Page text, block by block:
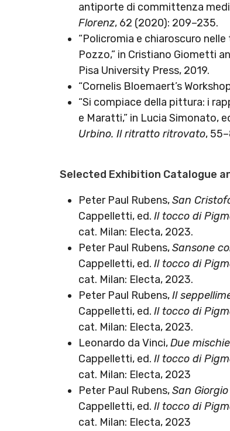
antiporte di committenza
Florenz, 62 (2020): 209–235.
“Policromia e chiaroscuro
Pozzo,” in Cristiano Giometti
Pisa University Press, 2019.
“Cornelis Bloemaert’s
“Si compiace della pittura: i
e Maratti,” in Lucia Simonato,
Urbino. Il ritratto ritrovato,
Selected Exhibition Catalogue
Peter Paul Rubens,San
Cappelletti, ed. Il tocco di
cat. Milan: Electa, 2023.
Peter Paul Rubens,Sansone
Cappelletti, ed. Il tocco di
cat. Milan: Electa, 2023.
Peter Paul Rubens,Il
Cappelletti, ed. Il tocco di
cat. Milan: Electa, 2023.
Leonardo da Vinci,Due
Cappelletti, ed. Il tocco di
cat. Milan: Electa, 2023
Peter Paul Rubens,San
Cappelletti, ed. Il tocco di
cat. Milan: Electa, 2023